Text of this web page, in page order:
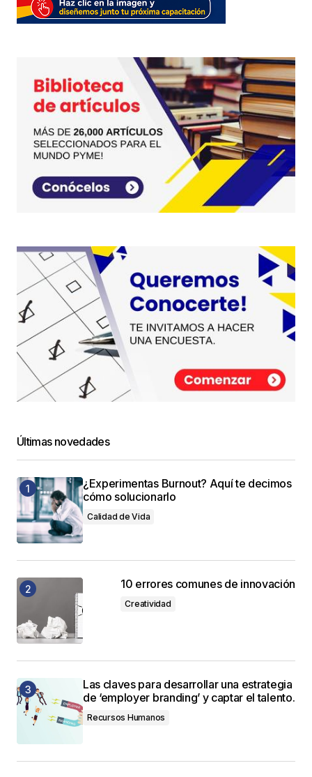
Últimas novedades
¿Experimentas Burnout? Aquí te decimos
cómo solucionarlo
Calidad de Vida
10 errores comunes de innovación
Creatividad
Las claves para desarrollar una estrategia
de ‘employer branding’ y captar el talento.
Recursos Humanos